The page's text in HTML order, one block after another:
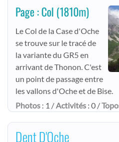
Page : Col (1810m)
Le Col de la Case d'Oche
se trouve sur le tracé de
la variante du GR5 en
arrivant de Thonon. C'est
un point de passage entre
les vallons d'Oche et de Bise.
Photos : 1 /Activités : 0 /
Dent D'Oche